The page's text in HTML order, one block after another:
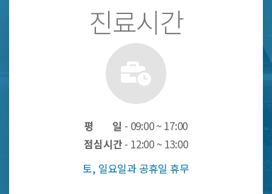
진료시간
평 일 - 09:00 ~ 17:00
점심시간 - 12:00 ~ 13:00
토, 일요일과 공휴일 휴무